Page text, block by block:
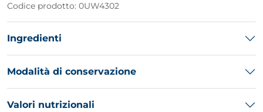
Codice prodotto: 0UW4302
Ingredienti
Modalità di conservazione
Valori nutrizionali